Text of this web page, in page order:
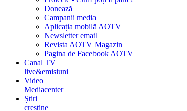
Donează
Campanii media
Aplicația mobilă AOTV
Newsletter email
Revista AOTV Magazin
Pagina de Facebook AOTV
Canal TV
live&emisiuni
Video
Mediacenter
Știri
creștine